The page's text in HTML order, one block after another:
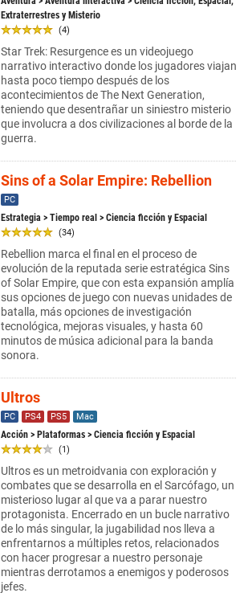
Extraterrestres y Misterio
(4)
Star Trek: Resurgence es un videojuego
narrativo interactivo donde los jugadores viajan
hasta poco tiempo después de los
acontecimientos de The Next Generation,
teniendo que desentrañar un siniestro misterio
que involucra a dos civilizaciones al borde de la
guerra.
Sins of a Solar Empire: Rebellion
PC
Estrategia > Tiempo real > Ciencia ficción y Espacial
(34)
Rebellion marca el final en el proceso de
evolución de la reputada serie estratégica Sins
of Solar Empire, que con esta expansión amplía
sus opciones de juego con nuevas unidades de
batalla, más opciones de investigación
tecnológica, mejoras visuales, y hasta 60
minutos de música adicional para la banda
sonora.
Ultros
PC PS4 PS5 Mac
Acción > Plataformas > Ciencia ficción y Espacial
(1)
Ultros es un metroidvania con exploración y
combates que se desarrolla en el Sarcófago, un
misterioso lugar al que va a parar nuestro
protagonista. Encerrado en un bucle narrativo
de lo más singular, la jugabilidad nos lleva a
enfrentarnos a múltiples retos, relacionados
con hacer progresar a nuestro personaje
mientras derrotamos a enemigos y poderosos
jefes.